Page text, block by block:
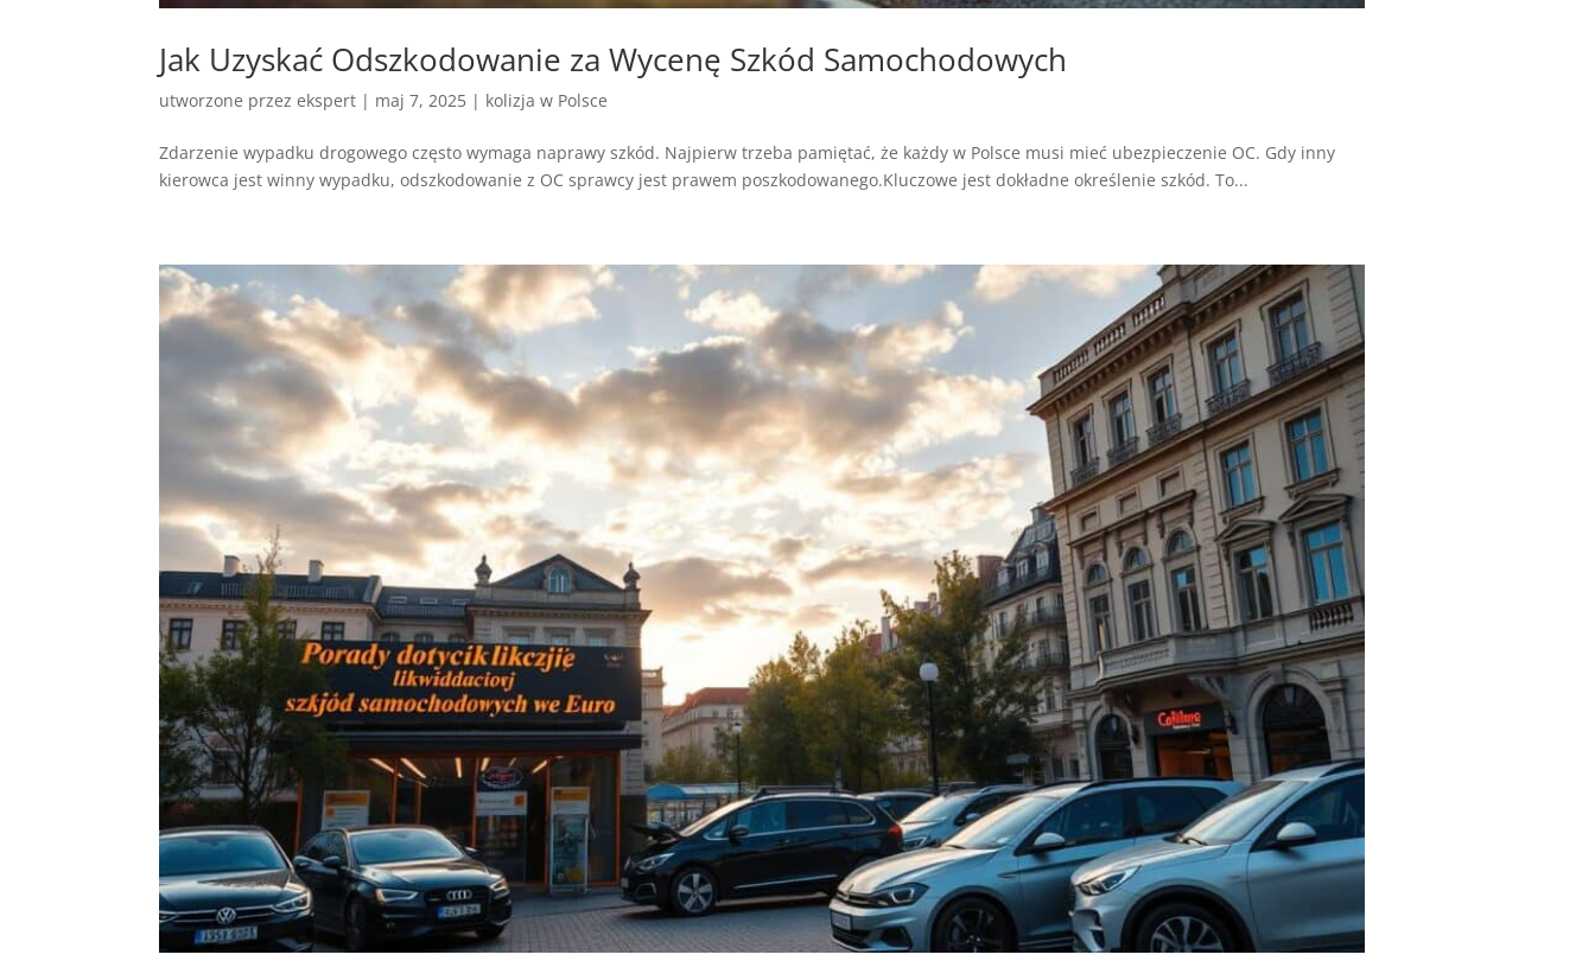
Jak Uzyskać Odszkodowanie za Wycenę Szkód Samochodowych
utworzone przezekspert | maj 7, 2025 | kolizja w Polsce
Zdarzenie wypadku drogowego często wymaga naprawy szkód. Najpierw trzeba pamiętać, że każdy w Polsce musi mieć ubezpieczenie OC. Gdy inny
kierowca jest winny wypadku, odszkodowanie z OC sprawcy jest prawem poszkodowanego.Kluczowe jest dokładne określenie szkód. To...